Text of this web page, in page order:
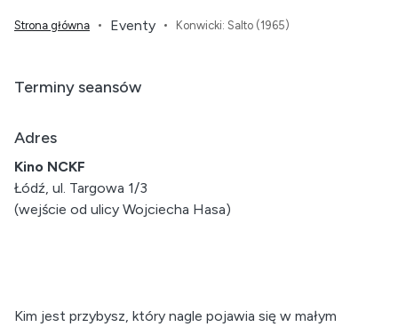
Strona główna Eventy Konwicki: Salto (1965)
Kim jest przybysz, który nagle pojawia się w małym
Terminy seansów
Adres
Kino NCKF
Łódź, ul. Targowa 1/3
(wejście od ulicy Wojciecha Hasa)